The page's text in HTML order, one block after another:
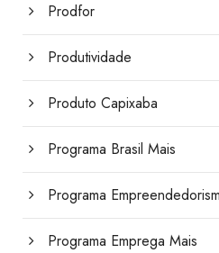
Prodfor
Produtividade
Produto Capixaba
Programa Brasil Mais
Programa
Programa Emprega Mais